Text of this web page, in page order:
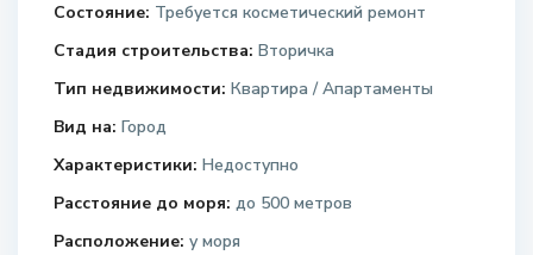
Состояние: Требуется косметический ремонт
Стадия строительства: Вторичка
Тип недвижимости: Квартира / Апартаменты
Вид на: Город
Характеристики: Недоступно
Расстояние до моря: до 500 метров
Расположение: у моря